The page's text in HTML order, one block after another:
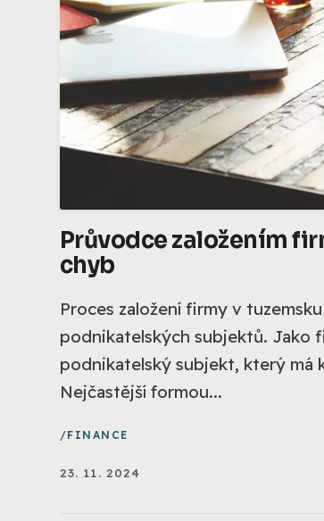
Průvodce založením
chyb
Proces založení firmy v
podnikatelských subjektů. Jako
podnikatelský subjekt, který má
Nejčastější formou...
FINANCE
23. 11. 2024